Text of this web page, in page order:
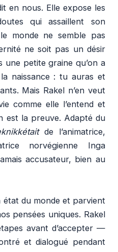
en nous. Elle expose les
qui assaillent son
monde ne semble pas
ne soit pas un désir
une petite graine qu’on a
naissance : tu auras et
Mais Rakel n’en veut
comme elle l’entend et
est la preuve. Adapté du
de l’animatrice,
norvégienne Inga
accusateur, bien au
état du monde et parvient
pensées uniques. Rakel
avant d’accepter —
et dialogué pendant